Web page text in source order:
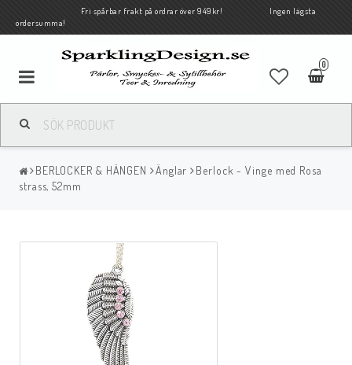
Fri spårbar frakt på ordrar över 949kr! Ingen lägsta
ordersumma!
0
BERLOCKER & HÄNGEN Änglar
Berlock - Vinge med Rosa
strass, 52mm